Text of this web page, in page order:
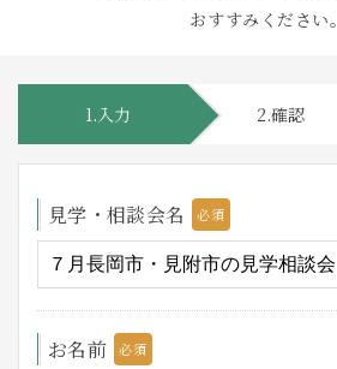
おすすみください。
1.入力 2.確認
見学・相談会名
お名前